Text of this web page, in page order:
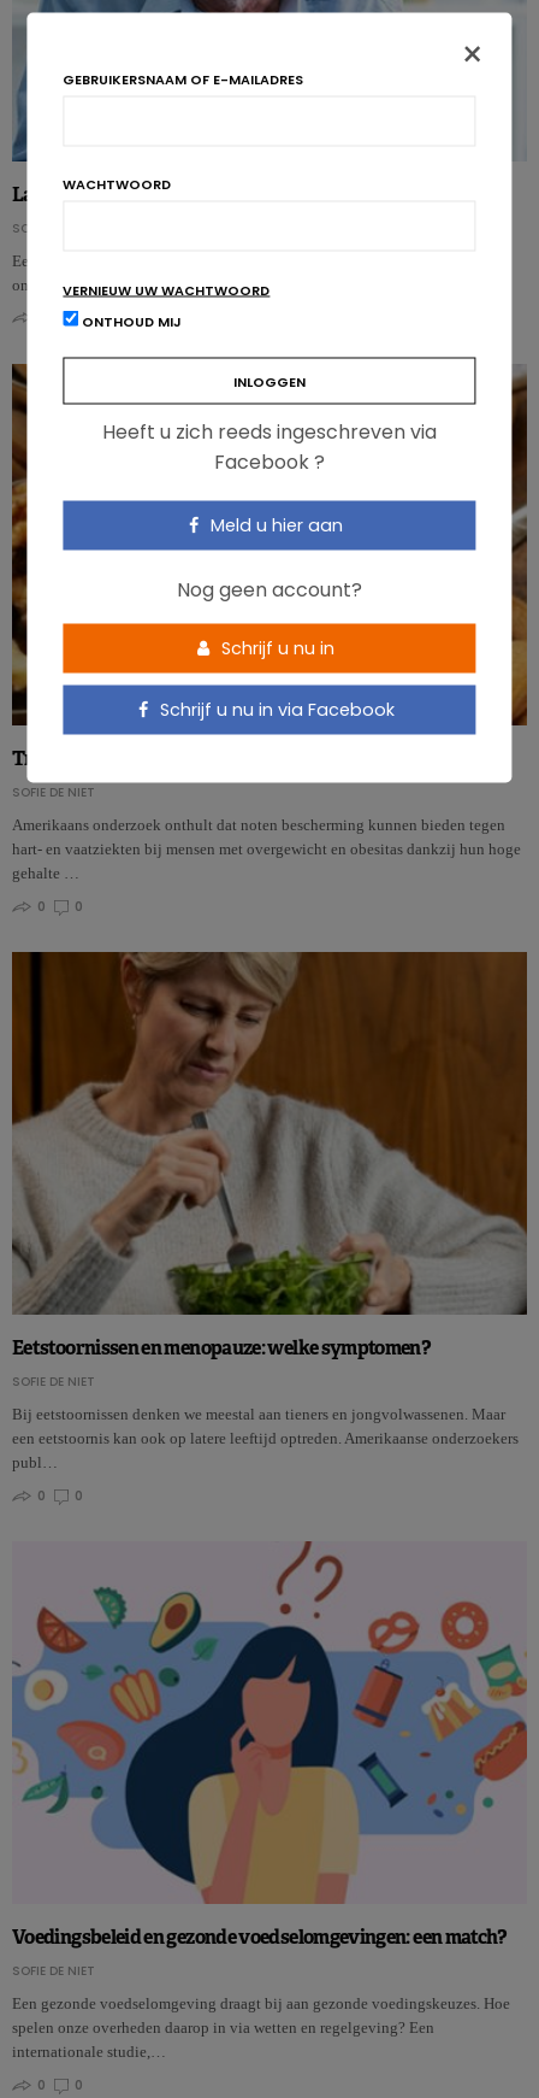
Lage botdichtheid, een voorteken van dementie?
SOFIE DE NIET
Een lage botdichtheid en dementie komen vaak samen voor. Nu wijst recent
onderzoek op basis van de Rotterdam Study uit dat mensen met een lage …
0
Tryptofaan in noten: goed voor het hart en het humeur
SOFIE DE NIET
Amerikaans onderzoek onthult dat noten bescherming kunnen bieden tegen
hart- en vaatziekten bij mensen met overgewicht en obesitas dankzij hun hoge
gehalte …
0
0
Eetstoornissen en menopauze: welke symptomen?
SOFIE DE NIET
Bij eetstoornissen denken we meestal aan tieners en jongvolwassenen. Maar
een eetstoornis kan ook op latere leeftijd optreden. Amerikaanse onderzoekers
publ…
0
0
Voedingsbeleid en gezonde voedselomgevingen: een match?
SOFIE DE NIET
Een gezonde voedselomgeving draagt bij aan gezonde voedingskeuzes. Hoe
spelen onze overheden daarop in via wetten en regelgeving? Een
internationale studie,…
0
0
×
GEBRUIKERSNAAM OF E-MAILADRES
WACHTWOORD
VERNIEUW UW WACHTWOORD
ONTHOUD MIJ
Heeft u zich reeds ingeschreven via
Facebook ?
Meld u hier aan
Nog geen account?
Schrijf u nu in
Schrijf u nu in via Facebook